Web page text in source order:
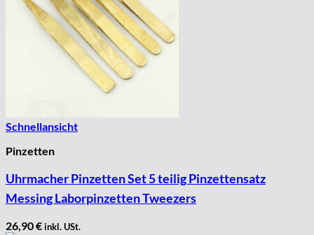
Schnellansicht
Pinzetten
Uhrmacher Pinzetten Set 5 teilig Pinzettensatz
Messing Laborpinzetten Tweezers
26,90€inkl. USt.